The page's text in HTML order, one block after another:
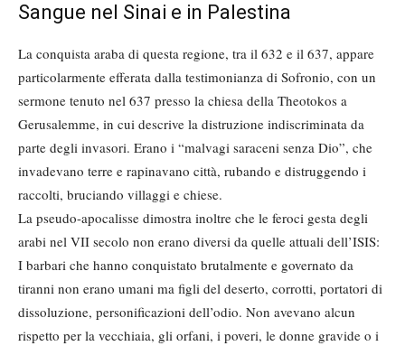
Sangue nel Sinai e in Palestina
La conquista araba di questa regione, tra il 632 e il 637, appare
particolarmente efferata dalla testimonianza di Sofronio, con un
sermone tenuto nel 637 presso la chiesa della Theotokos a
Gerusalemme, in cui descrive la distruzione indiscriminata da
parte degli invasori. Erano i “malvagi saraceni senza Dio”, che
invadevano terre e rapinavano città, rubando e distruggendo i
raccolti, bruciando villaggi e chiese.
La pseudo-apocalisse dimostra inoltre che le feroci gesta degli
arabi nel VII secolo non erano diversi da quelle attuali dell’ISIS:
I barbari che hanno conquistato brutalmente e governato da
tiranni non erano umani ma figli del deserto, corrotti, portatori di
dissoluzione, personificazioni dell’odio. Non avevano alcun
rispetto per la vecchiaia, gli orfani, i poveri, le donne gravide o i